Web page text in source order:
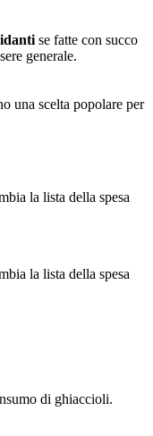
se fatte con succo
generale.
una scelta popolare per
la lista della spesa
la lista della spesa
di ghiaccioli.